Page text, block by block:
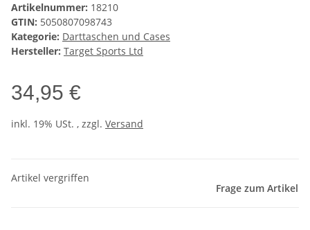
Artikelnummer: 18210
GTIN: 5050807098743
Kategorie: Darttaschen und Cases
Hersteller: Target Sports Ltd
34,95 €
inkl. 19% USt. , zzgl. Versand
Artikel vergriffen
Frage zum Artikel